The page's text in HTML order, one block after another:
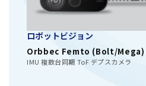
ロボットビジョン
Orbbec Femto (Bolt/Mega)
IMU 複数台同期 ToF デプスカメラ